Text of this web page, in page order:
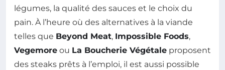
légumes, la qualité des sauces et le choix du
pain. À l’heure où des alternatives à la viande
telles que Beyond Meat, Impossible Foods,
Vegemore ou La Boucherie Végétale proposent
des steaks prêts à l’emploi, il est aussi possible